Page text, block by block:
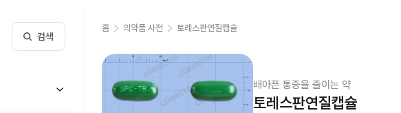
검색
홈 의약품 사전 토레스판연질캡슐
배아픈 통증을 줄이는 약
토레스판연질캡슐